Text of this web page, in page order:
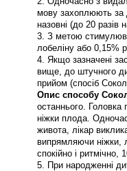
мову захоплюють за
назовні (до 20 разів
3. З метою
лобеліну або 0,15%
4. Якщо зазначені
вище, до штучного
прийом (спосіб
Опис способу
останнього. Головка
ніжки плода.
живота, лікар
випрямляючи ніжки,
спокійно і ритмічно,
5. При народженні